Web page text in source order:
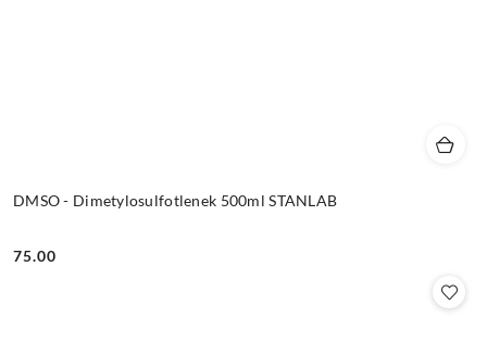
DMSO - Dimetylosulfotlenek 500ml STANLAB
Cena:
75.00